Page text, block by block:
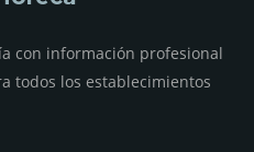
con información profesional
todos los establecimientos